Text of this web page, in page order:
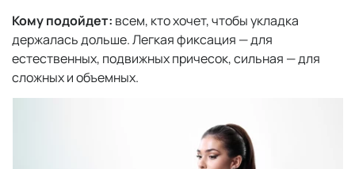
Кому подойдет: всем, кто хочет, чтобы укладка
держалась дольше. Легкая фиксация — для
естественных, подвижных причесок, сильная — для
сложных и объемных.